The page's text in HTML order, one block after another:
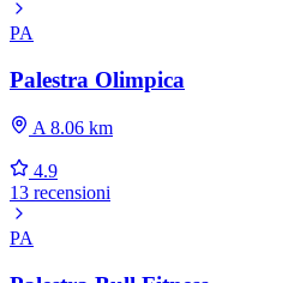
PA
Palestra Olimpica
A 8.06 km
4.9
13 recensioni
PA